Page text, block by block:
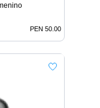
PEN 50.00